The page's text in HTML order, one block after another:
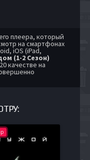
плеера, который
на смартфонах
iOS (iPad,
(1-2 Сезон)
качестве на